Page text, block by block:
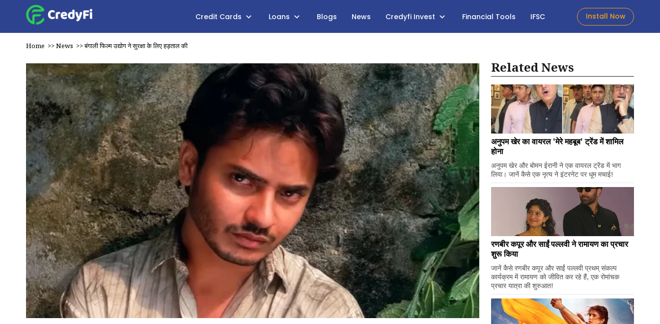
Credit Cards Loans Blogs News Credyfi Invest Financial Tools IFSC Install Now
Home >>News >>बंगाली फिल्म उद्योग ने सुरक्षा के लिए हड़ताल की
Related News
अनुपम खेर का वायरल 'मेरे महबूब' ट्रेंड में शामिल
होना
अनुपम खेर और बोमन ईरानी ने एक वायरल ट्रेंड में भाग
लिया। जानें कैसे एक नृत्य ने इंटरनेट पर धूम मचाई!
रणबीर कपूर और साईं पल्लवी ने रामायण का प्रचार
शुरू किया
जानें कैसे रणबीर कपूर और साईं पल्लवी प्रथम् संकल्प
कार्यक्रम में रामायण को जीवित कर रहे हैं, एक रोमांचक
प्रचार यात्रा की शुरुआत!